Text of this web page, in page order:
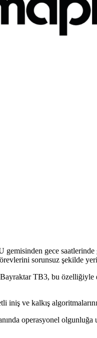
gece saatlerinde
sorunsuz şekilde
TB3, bu
ve kalkış
operasyonel